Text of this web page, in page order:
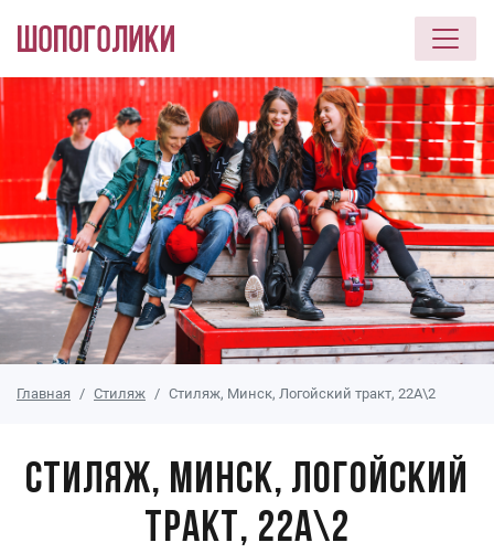
Перейти к основному содержанию
Главная Стиляж Стиляж, Минск, Логойский тракт, 22А\2
Стиляж, Минск, Логойский
тракт, 22А\2